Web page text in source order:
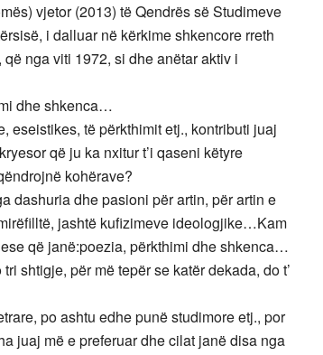
vjetor (2013) të Qendrës së Studimeve
i dalluar në kërkime shkencore rreth
nga viti 1972, si dhe anëtar aktiv i
dhe shkenca…
eseistikes, të përkthimit etj., kontributi juaj
që ju ka nxitur t’i qaseni këtyre
kohërave?
dashuria dhe pasioni për artin, për artin e
jashtë kufizimeve ideologjike…Kam
që janë:poezia, përkthimi dhe shkenca…
shtigje, për më tepër se katër dekada, do t’
po ashtu edhe punë studimore etj., por
juaj më e preferuar dhe cilat janë disa nga